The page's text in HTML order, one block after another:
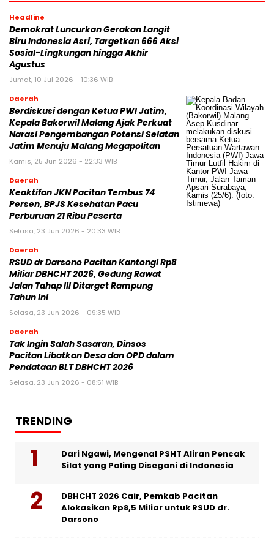
Headline
Demokrat Luncurkan Gerakan Langit
Biru Indonesia Asri, Targetkan 666 Aksi
Sosial-Lingkungan hingga Akhir
Agustus
Jumat, 10 Jul 2026 - 10:36 WIB
Daerah
Berdiskusi dengan Ketua PWI Jatim,
Kepala Bakorwil Malang Ajak Perkuat
Narasi Pengembangan Potensi Selatan
Jatim Menuju Malang Megapolitan
Kamis, 25 Jun 2026 - 22:33 WIB
Daerah
Keaktifan JKN Pacitan Tembus 74
Persen, BPJS Kesehatan Pacu
Perburuan 21 Ribu Peserta
Selasa, 23 Jun 2026 - 20:33 WIB
Daerah
RSUD dr Darsono Pacitan Kantongi Rp8
Miliar DBHCHT 2026, Gedung Rawat
Jalan Tahap III Ditarget Rampung
Tahun Ini
Selasa, 23 Jun 2026 - 09:35 WIB
Daerah
Tak Ingin Salah Sasaran, Dinsos
Pacitan Libatkan Desa dan OPD dalam
Pendataan BLT DBHCHT 2026
Selasa, 23 Jun 2026 - 08:51 WIB
TRENDING
Dari Ngawi, Mengenal PSHT Aliran Pencak
Silat yang Paling Disegani di Indonesia
DBHCHT 2026 Cair, Pemkab Pacitan
Alokasikan Rp8,5 Miliar untuk RSUD dr.
Darsono